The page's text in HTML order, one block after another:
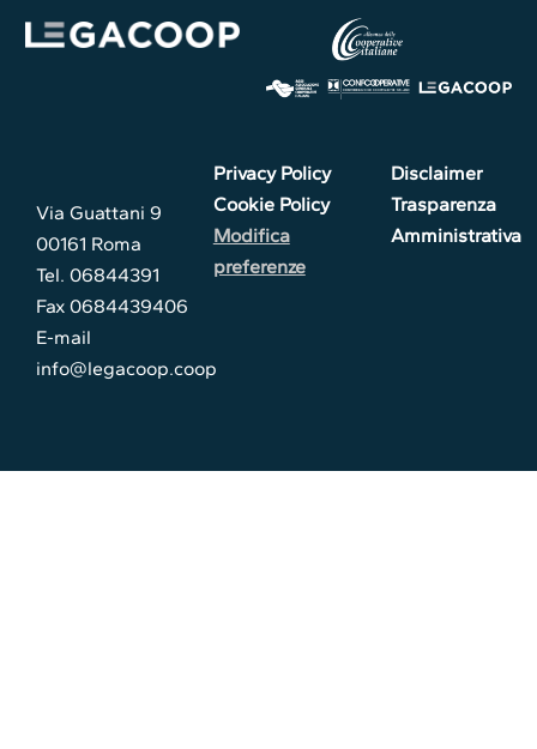
Via Guattani 9
00161 Roma
Tel. 06844391
Fax 0684439406
E-mail
info@legacoop.coop
Privacy Policy
Cookie Policy
Modifica
preferenze
Disclaimer
Trasparenza
Amministrativa